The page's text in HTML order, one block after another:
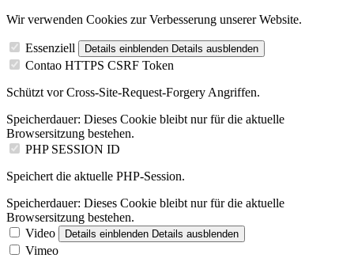
Wir verwenden Cookies zur Verbesserung unserer Website.
Essenziell Details einblenden Details ausblenden
Contao HTTPS CSRF Token
Schützt vor Cross-Site-Request-Forgery Angriffen.
Speicherdauer: Dieses Cookie bleibt nur für die aktuelle
Browsersitzung bestehen.
PHP SESSION ID
Speichert die aktuelle PHP-Session.
Speicherdauer: Dieses Cookie bleibt nur für die aktuelle
Browsersitzung bestehen.
Video
Details einblenden Details ausblenden
Vimeo